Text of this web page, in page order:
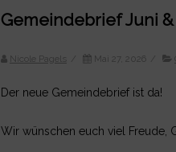
Gemeindebrief Juni &
Nicole Pagels Mai 27, 2026
Der neue Gemeindebrief ist da!
Wir wünschen euch viel Freude,